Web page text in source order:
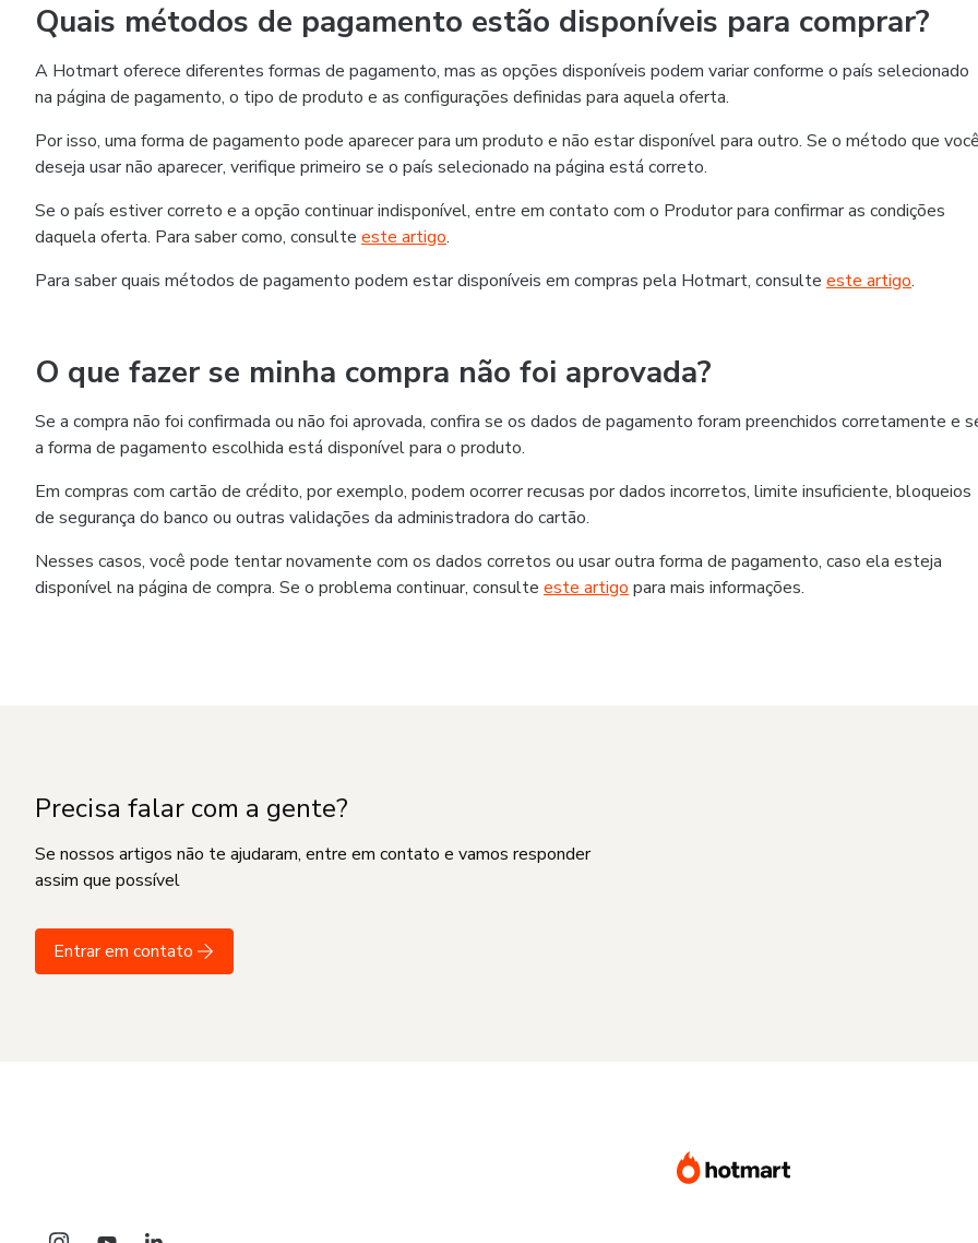
Quais métodos de pagamento estão disponíveis para comprar?
A Hotmart oferece diferentes formas de pagamento, mas as opções disponíveis podem variar conforme o país selecionado
na página de pagamento, o tipo de produto e as configurações definidas para aquela oferta.
Por isso, uma forma de pagamento pode aparecer para um produto e não estar disponível para outro. Se o método que
deseja usar não aparecer, verifique primeiro se o país selecionado na página está correto.
Se o país estiver correto e a opção continuar indisponível, entre em contato com o Produtor para confirmar as condições
daquela oferta. Para saber como, consulte este artigo.
Para saber quais métodos de pagamento podem estar disponíveis em compras pela Hotmart, consulte este artigo.
O que fazer se minha compra não foi aprovada?
Se a compra não foi confirmada ou não foi aprovada, confira se os dados de pagamento foram preenchidos corretamente e
a forma de pagamento escolhida está disponível para o produto.
Em compras com cartão de crédito, por exemplo, podem ocorrer recusas por dados incorretos, limite insuficiente, bloqueios
de segurança do banco ou outras validações da administradora do cartão.
Nesses casos, você pode tentar novamente com os dados corretos ou usar outra forma de pagamento, caso ela esteja
disponível na página de compra. Se o problema continuar, consulte este artigo para mais informações.
Precisa falar com a gente?
Se nossos artigos não te ajudaram, entre em contato e vamos responder
assim que possível
Entrar em contato